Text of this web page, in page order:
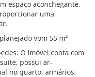
espaço aconchegante,
uma
vom 55 m²
O imóvel conta com
possui ar-
no quarto, armários,